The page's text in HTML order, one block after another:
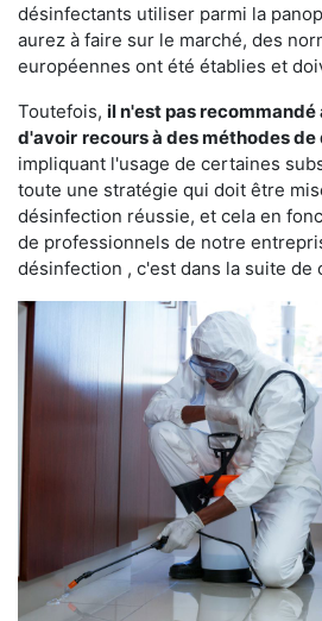
désinfectants utiliser parmi la
aurez à faire sur le marché, des
européennes ont été établies et
Toutefois, il n'est pas
d'avoir recours à des méthodes
impliquant l'usage de certaines
toute une stratégie qui doit être
désinfection réussie, et cela en
de professionnels de notre
désinfection , c'est dans la suite de